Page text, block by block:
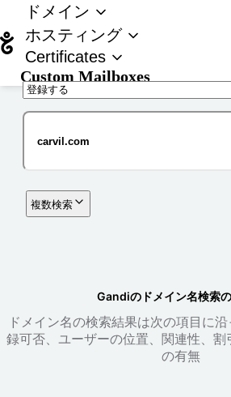
ドメイン
ホスティング
Certificates
Custom Mailboxes
複数検索
Gandiのドメイン名検索
ドメイン名の検索結果は次の項目に
録可否、ユーザーの位置、関連性、割
の有無